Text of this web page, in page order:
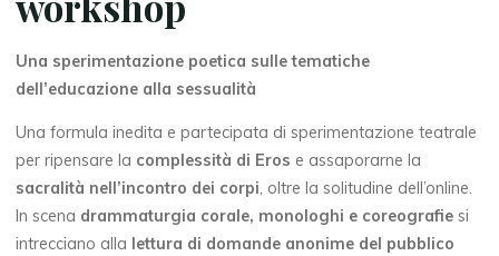
Una sperimentazione poetica sulle tematiche
dell’educazione alla sessualità
Una formula inedita e partecipata di sperimentazione teatrale
per ripensare la complessità di Eros e assaporarne la
sacralità nell’incontro dei corpi, oltre la solitudine dell’online.
In scena drammaturgia corale, monologhi e coreografie si
intrecciano alla lettura di domande anonime del pubblico